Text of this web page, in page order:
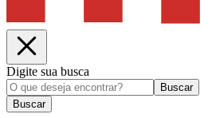
Digite sua busca
Buscar
Buscar